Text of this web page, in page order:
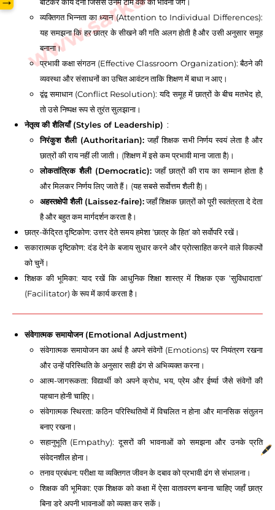
व्यक्तिगत भिन्नता का ध्यान (Attention to Individual Differences):
यह समझना कि हर छात्र के सीखने की गति अलग होती है और उसी अनुसार समूह
बनाना।
प्रभावी कक्षा संगठन (Effective Classroom Organization): बैठने की
व्यवस्था और संसाधनों का उचित आवंटन ताकि शिक्षण में बाधा न आए।
द्वंद्व समाधान (Conflict Resolution): यदि समूह में छात्रों के बीच मतभेद हो,
तो उसे निष्पक्ष रूप से तुरंत सुलझाना।
नेतृत्व की शैलियाँ (Styles of Leadership) :
निरंकुश शैली (Authoritarian):जहाँ शिक्षक सभी निर्णय स्वयं लेता है और
छात्रों की राय नहीं ली जाती। (शिक्षण में इसे कम प्रभावी माना जाता है)।
लोकतांत्रिक शैली (Democratic):जहाँ छात्रों की राय का सम्मान होता है
और मिलकर निर्णय लिए जाते हैं। (यह सबसे सर्वोत्तम शैली है)।
अहस्तक्षेपी शैली (Laissez-faire):जहाँ शिक्षक छात्रों को पूरी स्वतंत्रता दे देता
है और बहुत कम मार्गदर्शन करता है।
छात्र-केंद्रित दृष्टिकोण: उत्तर देते समय हमेशा ‘छात्र के हित’ को सर्वोपरि रखें।
सकारात्मक दृष्टिकोण: दंड देने के बजाय सुधार करने और प्रोत्साहित करने वाले विकल्पों
को चुनें।
शिक्षक की भूमिका: याद रखें कि आधुनिक शिक्षा शास्त्र में शिक्षक एक ‘सुविधादाता’
(Facilitator) के रूप में कार्य करता है।
संवेगात्मक समायोजन (Emotional Adjustment)
संवेगात्मक समायोजन का अर्थ है अपने संवेगों (Emotions) पर नियंत्रण रखना
और उन्हें परिस्थिति के अनुसार सही ढंग से अभिव्यक्त करना।
आत्म-जागरूकता: विद्यार्थी को अपने क्रोध, भय, प्रेम और ईर्ष्या जैसे संवेगों की
पहचान होनी चाहिए।
संवेगात्मक स्थिरता: कठिन परिस्थितियों में विचलित न होना और मानसिक संतुलन
बनाए रखना।
सहानुभूति (Empathy): दूसरों की भावनाओं को समझना और उनके प्रति
संवेदनशील होना।
तनाव प्रबंधन: परीक्षा या व्यक्तिगत जीवन के दबाव को प्रभावी ढंग से संभालना।
शिक्षक की भूमिका: एक शिक्षक को कक्षा में ऐसा वातावरण बनाना चाहिए जहाँ छात्र
बिना डरे अपनी भावनाओं को व्यक्त कर सकें।